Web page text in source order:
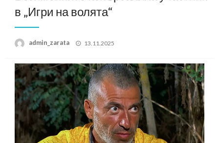
в „Игри на волята“
admin_zarata
Posted
13.11.2025